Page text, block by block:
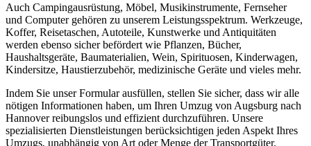
Auch Campingausrüstung, Möbel, Musikinstrumente, Fernseher
und Computer gehören zu unserem Leistungsspektrum. Werkzeuge,
Koffer, Reisetaschen, Autoteile, Kunstwerke und Antiquitäten
werden ebenso sicher befördert wie Pflanzen, Bücher,
Haushaltsgeräte, Baumaterialien, Wein, Spirituosen, Kinderwagen,
Kindersitze, Haustierzubehör, medizinische Geräte und vieles mehr.
Indem Sie unser Formular ausfüllen, stellen Sie sicher, dass wir alle
nötigen Informationen haben, um Ihren Umzug von Augsburg nach
Hannover reibungslos und effizient durchzuführen. Unsere
spezialisierten Dienstleistungen berücksichtigen jeden Aspekt Ihres
Umzugs, unabhängig von Art oder Menge der Transportgüter.